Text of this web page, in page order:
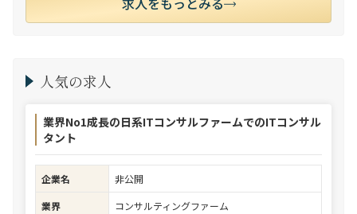
人気の求人
業界No1成長の日系ITコンサルファームでのITコンサル
タント
企業名
非公開
業界
コンサルティングファーム